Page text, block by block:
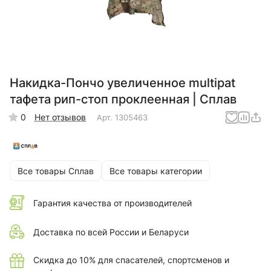
Накидка-Пончо увеличенное multipat
тафета рип-стоп проклеенная | Сплав
0 Нет отзывов Арт. 1305463
Все товары Сплав Все товары категории
Гарантия качества от производителей
Доставка по всей России и Беларуси
Скидка до 10% для спасателей, спортсменов и